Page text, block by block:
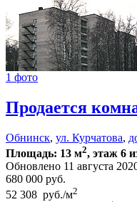
1 фото
Продается
Обнинск, ул. Курчатова,
Площадь: 13 м2, этаж 6
Обновлено 11 августа
680 000 руб.
52 308 руб./м2